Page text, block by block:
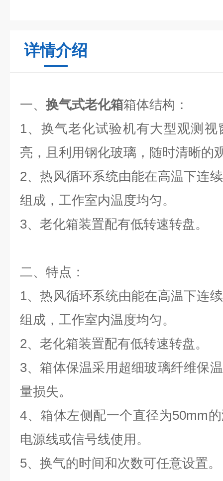
详情介绍
一、 换气式老化箱箱体结构：
1、换气老化试验机有大型观测
亮，且利用钢化玻璃，随时清晰的
2、热风循环系统由能在高温下连
组成，工作室内温度均匀。
3、老化箱装置配有低转速转盘。
二、特点：
1、热风循环系统由能在高温下连
组成，工作室内温度均匀。
2、老化箱装置配有低转速转盘。
3、箱体保温采用超细玻璃纤维保
量损失。
4、箱体左侧配一个直径为50mm
电源线或信号线使用。
5、换气的时间和次数可任意设置。